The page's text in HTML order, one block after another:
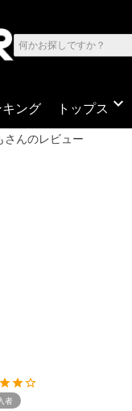
ング トップス expand_more
さんのレビュー
者